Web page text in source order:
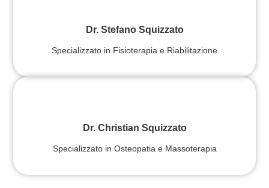
Dr. Stefano Squizzato
Specializzato in Fisioterapia e Riabilitazione
Dr. Christian Squizzato
Specializzato in Osteopatia e Massoterapia